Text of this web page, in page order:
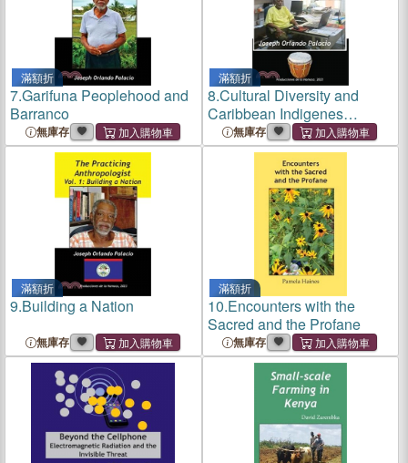
滿額折
7.Garifuna Peoplehood and
Barranco
無庫存
滿額折
8.Cultural Diversity and
Caribbean Indigenes
Peoples
無庫存
滿額折
9.Building a Nation
無庫存
滿額折
10.Encounters with the
Sacred and the Profane
無庫存